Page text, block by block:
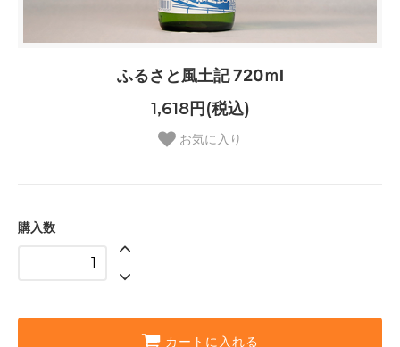
ふるさと風土記 720ｍl
1,618円(税込)
お気に入り
購入数
カートに入れる